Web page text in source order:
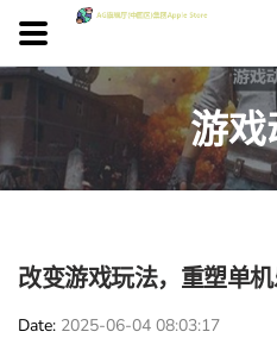
游
改变游戏玩法，重塑单
Date 2025-06-04 08:03:17